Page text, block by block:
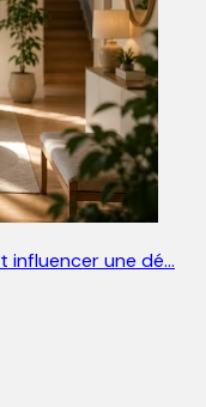
influencer une dé…